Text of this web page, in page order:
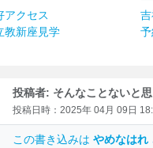
アクセス
教新座見学
投稿者: そんなことないと思
投稿日時：2025年 04月 09日
この書き込みは やめなはれ